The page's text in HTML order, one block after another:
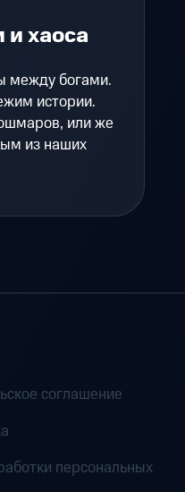
хаоса
между богами.
истории.
или же
из наших
соглашение
персональных